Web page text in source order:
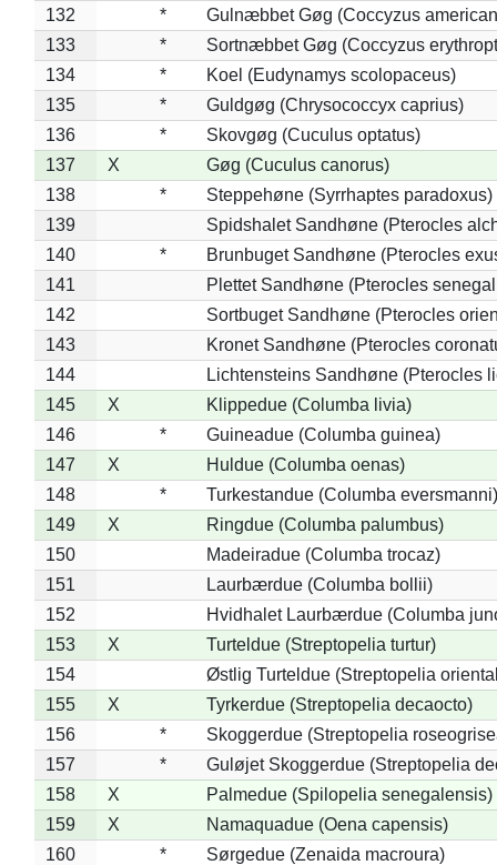
132
*
Gulnæbbet Gøg (Coccyzus
133
*
Sortnæbbet Gøg (Coccyzus
134
*
Koel (Eudynamys scolopaceus)
135
*
Guldgøg (Chrysococcyx caprius)
136
*
Skovgøg (Cuculus optatus)
137
X
Gøg (Cuculus canorus)
138
*
Steppehøne (Syrrhaptes paradoxus)
139
Spidshalet Sandhøne (Pterocles
140
*
Brunbuget Sandhøne (Pterocles
141
Plettet Sandhøne (Pterocles
142
Sortbuget Sandhøne (Pterocles
143
Kronet Sandhøne (Pterocles
144
Lichtensteins Sandhøne (Pterocles
145
X
Klippedue (Columba livia)
146
*
Guineadue (Columba guinea)
147
X
Huldue (Columba oenas)
148
*
Turkestandue (Columba eversmanni)
149
X
Ringdue (Columba palumbus)
150
Madeiradue (Columba trocaz)
151
Laurbærdue (Columba bollii)
152
Hvidhalet Laurbærdue (Columba
153
X
Turteldue (Streptopelia turtur)
154
Østlig Turteldue (Streptopelia
155
X
Tyrkerdue (Streptopelia decaocto)
156
*
Skoggerdue (Streptopelia
157
*
Guløjet Skoggerdue (Streptopelia
158
X
Palmedue (Spilopelia senegalensis)
159
X
Namaquadue (Oena capensis)
160
*
Sørgedue (Zenaida macroura)